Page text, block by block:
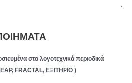
στα λογοτεχνικά περιοδικά
FRACTAL, ΕΞΙΤΗΡΙΟ )